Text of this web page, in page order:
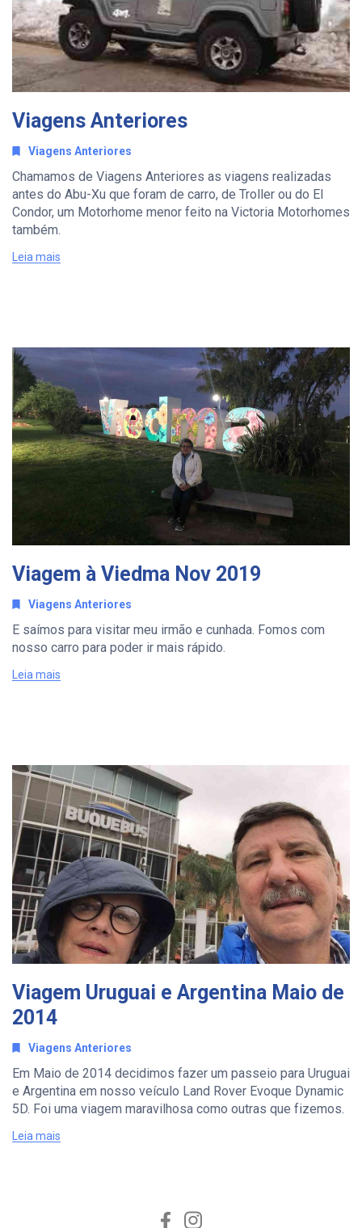
Viagens Anteriores
Viagens Anteriores
Chamamos de Viagens Anteriores as viagens realizadas
antes do Abu-Xu que foram de carro, de Troller ou do El
Condor, um Motorhome menor feito na Victoria Motorhomes
também.
Leia mais
Viagem à Viedma Nov 2019
Viagens Anteriores
E saímos para visitar meu irmão e cunhada. Fomos com
nosso carro para poder ir mais rápido.
Leia mais
Viagem Uruguai e Argentina Maio de
2014
Viagens Anteriores
Em Maio de 2014 decidimos fazer um passeio para Uruguai
e Argentina em nosso veículo Land Rover Evoque Dynamic
5D. Foi uma viagem maravilhosa como outras que fizemos.
Leia mais